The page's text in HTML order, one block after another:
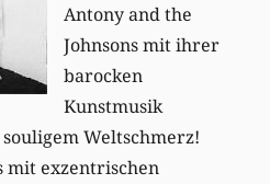
Antony and the
Johnsons mit ihrer
barocken
Kunstmusik
Weltschmerz!
mit exzentrischen